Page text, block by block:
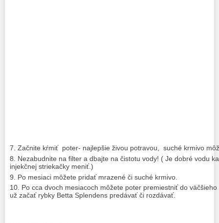
Začnite kŕmiť poter- najlepšie živou potravou, suché krmivo
Nezabudnite na filter a dbajte na čistotu vody! ( Je dobré vodu
injekčnej striekačky meniť.)
Po mesiaci môžete pridať mrazené či suché krmivo.
Po cca dvoch mesiacoch môžete poter premiestniť do
už začať rybky Betta Splendens predávať či rozdávať.